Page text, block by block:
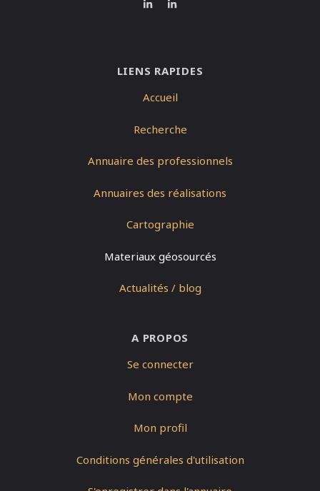
LIENS RAPIDES
Accueil
Recherche
Annuaire des professionnels
Annuaires des réalisations
Cartographie
Materiaux géosourcés
Actualités / blog
A PROPOS
Se connecter
Mon compte
Mon profil
Conditions générales d'utilisation